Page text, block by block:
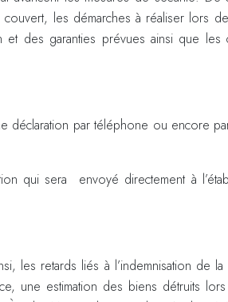
les démarches à réaliser lors
des garanties prévues ainsi que
par téléphone ou encore
qui sera envoyé directement à
les retards liés à l’indemnisation de
une estimation des biens détruits